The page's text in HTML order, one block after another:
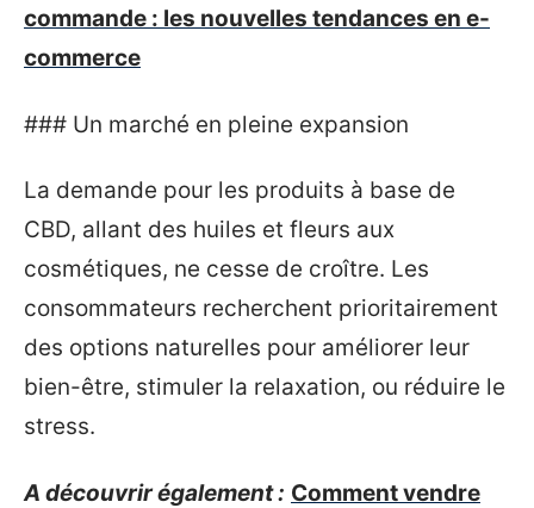
commande : les nouvelles tendances en e-
commerce
### Un marché en pleine expansion
La demande pour les produits à base de
CBD, allant des huiles et fleurs aux
cosmétiques, ne cesse de croître. Les
consommateurs recherchent prioritairement
des options naturelles pour améliorer leur
bien-être, stimuler la relaxation, ou réduire le
stress.
A découvrir également : Comment vendre